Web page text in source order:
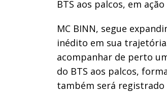
BTS aos palcos, em
MC BINN, segue
inédito em sua
acompanhar de perto
do BTS aos palcos,
também será